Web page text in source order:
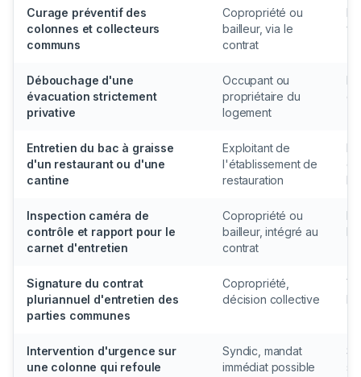
Curage préventif des
colonnes et collecteurs
communs
Copropriété ou
bailleur, via le
contrat
Débouchage d'une
évacuation strictement
privative
Occupant ou
propriétaire du
logement
Entretien du bac à graisse
d'un restaurant ou d'une
cantine
Exploitant de
l'établissement de
restauration
Inspection caméra de
contrôle et rapport pour le
carnet d'entretien
Copropriété ou
bailleur, intégré au
contrat
Signature du contrat
pluriannuel d'entretien des
parties communes
Copropriété,
décision collective
la
Intervention d'urgence sur
une colonne qui refoule
Syndic, mandat
immédiat possible